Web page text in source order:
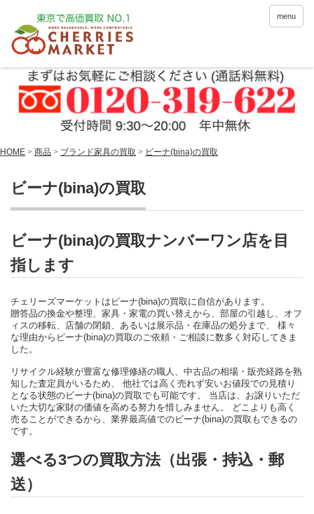
menu
HOME > 商品 > ブランド家具の買取 > ビーナ(bina)の買取
ビーナ(bina)の買取
ビーナ(bina)の買取ナンバーワン店を目
指します
チェリーズマーケットはビーナ(bina)の買取に自信があります。
贈答品の換金や整理、家具・家電の買い替えから、部屋の引越し、オフ
ィスの移転、店舗の閉鎖、あるいは展示品・在庫品の処分まで、 様々
な理由からビーナ(bina)の買取のご依頼・ご相談に数多く対応してきま
した。
リサイクル経験が豊富な修理修繕の職人、中古品の相場・販売経路を熟
知した査定員がいるため、 他社では高く売れず安いお値段での見積り
となる状態のビーナ(bina)の買取でも可能です。 当店は、お譲りいただ
いた大切な家財の価値を高める努力を惜しみません。 どこよりも高く
売ることができるから、業界最高値でのビーナ(bina)の買取もできるの
です。
選べる3つの買取方法（出張・持込・郵
送）